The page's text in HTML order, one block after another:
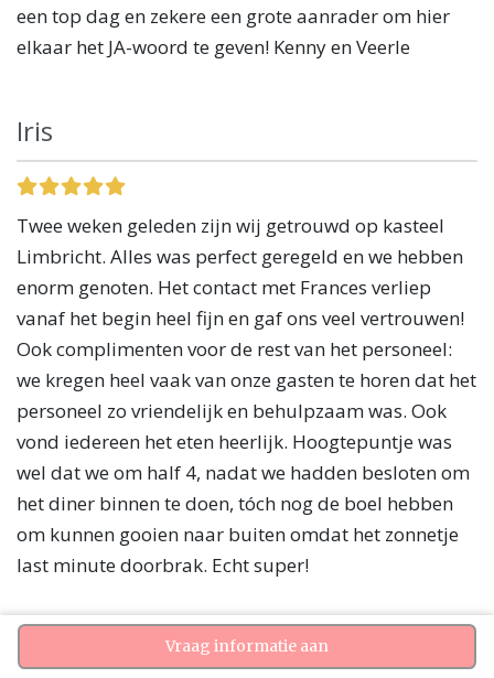
Vraag informatie aan
een top dag en zekere een grote aanrader om hier
elkaar het JA-woord te geven! Kenny en Veerle
Iris
Twee weken geleden zijn wij getrouwd op kasteel
Limbricht. Alles was perfect geregeld en we hebben
enorm genoten. Het contact met Frances verliep
vanaf het begin heel fijn en gaf ons veel vertrouwen!
Ook complimenten voor de rest van het personeel:
we kregen heel vaak van onze gasten te horen dat het
personeel zo vriendelijk en behulpzaam was. Ook
vond iedereen het eten heerlijk. Hoogtepuntje was
wel dat we om half 4, nadat we hadden besloten om
het diner binnen te doen, tóch nog de boel hebben
om kunnen gooien naar buiten omdat het zonnetje
last minute doorbrak. Echt super!